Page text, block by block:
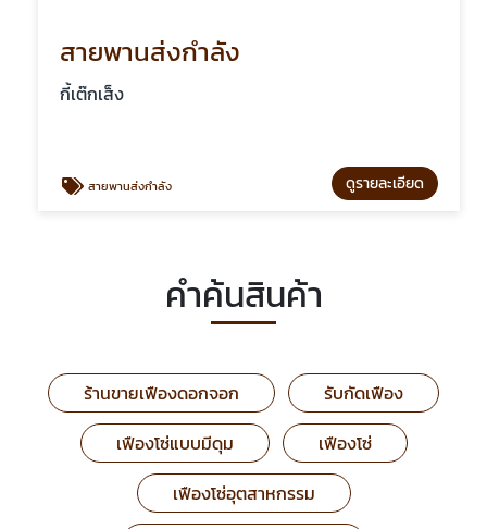
สายพานส่งกำลัง
กี้เต๊กเส็ง
สายพานส่งกำลัง ดูรายละเอียด
คำค้นสินค้า
ร้านขายเฟืองดอกจอก
รับกัดเฟือง
เฟืองโซ่แบบมีดุม
เฟืองโซ่
เฟืองโซ่อุตสาหกรรม